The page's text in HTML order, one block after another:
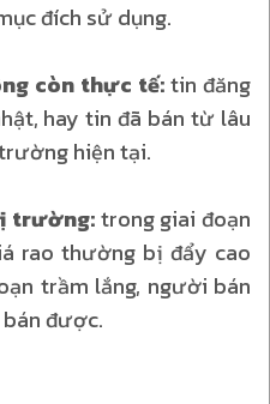
đích sử dụng.
còn thực tế:tin đăng
hay tin đã bán từ lâu
hiện tại.
trường:trong giai đoạn
rao thường bị đẩy cao
trầm lắng, người bán
được.